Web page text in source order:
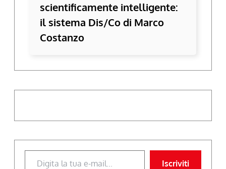
scientificamente intelligente:
il sistema Dis/Co di Marco
Costanzo
Digita la tua e-mail...
Iscriviti